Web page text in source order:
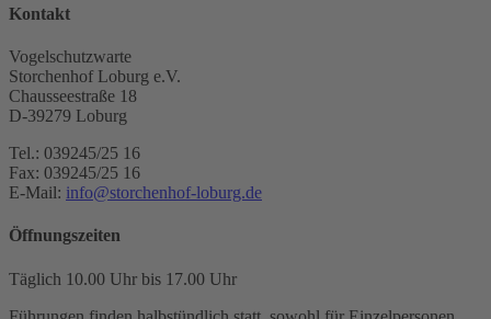
Kontakt
Vogelschutzwarte
Storchenhof Loburg e.V.
Chausseestraße 18
D-39279 Loburg
Tel.: 039245/25 16
Fax: 039245/25 16
E-Mail: info@storchenhof-loburg.de
Öffnungszeiten
Täglich 10.00 Uhr bis 17.00 Uhr